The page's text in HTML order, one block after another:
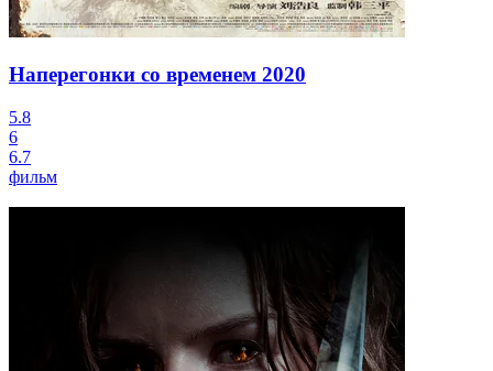
Наперегонки со временем 2020
5.8
6
6.7
фильм